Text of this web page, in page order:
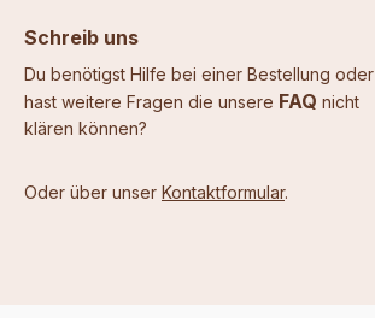
Schreib uns
Du benötigst Hilfe bei einer Bestellung oder
hast weitere Fragen die unsere FAQ nicht
klären können?
Oder über unser Kontaktformular.